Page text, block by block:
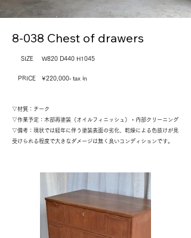
8-038 Chest of drawers
SIZE W820 D440 H1045
PRICE ¥220,000‐ tax in
▽材質：チーク
▽作業予定：木部再塗装（オイルフィニッシュ）・内部クリーニング
▽備考：現状では経年に伴う塗装表面の劣化、乾燥による色抜けが見
受けられる程度で大きなダメージは無く良いコンディションです。